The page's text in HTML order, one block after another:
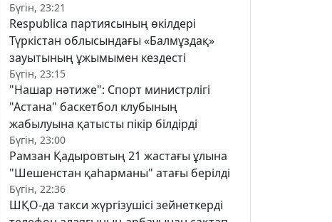
Бүгін, 23:21
Respublica партиясының өкілдері
Түркістан облысындағы «Балмұздақ»
зауытының ұжымымен кездесті
Бүгін, 23:15
"Нашар нәтиже": Спорт министрлігі
"Астана" баскетбол клубының
жабылуына қатысты пікір білдірді
Бүгін, 23:00
Рамзан Қадыровтың 21 жастағы ұлына
"Шешенстан қаһарманы" атағы берілді
Бүгін, 22:36
ШҚО-да такси жүргізушісі зейнеткерді